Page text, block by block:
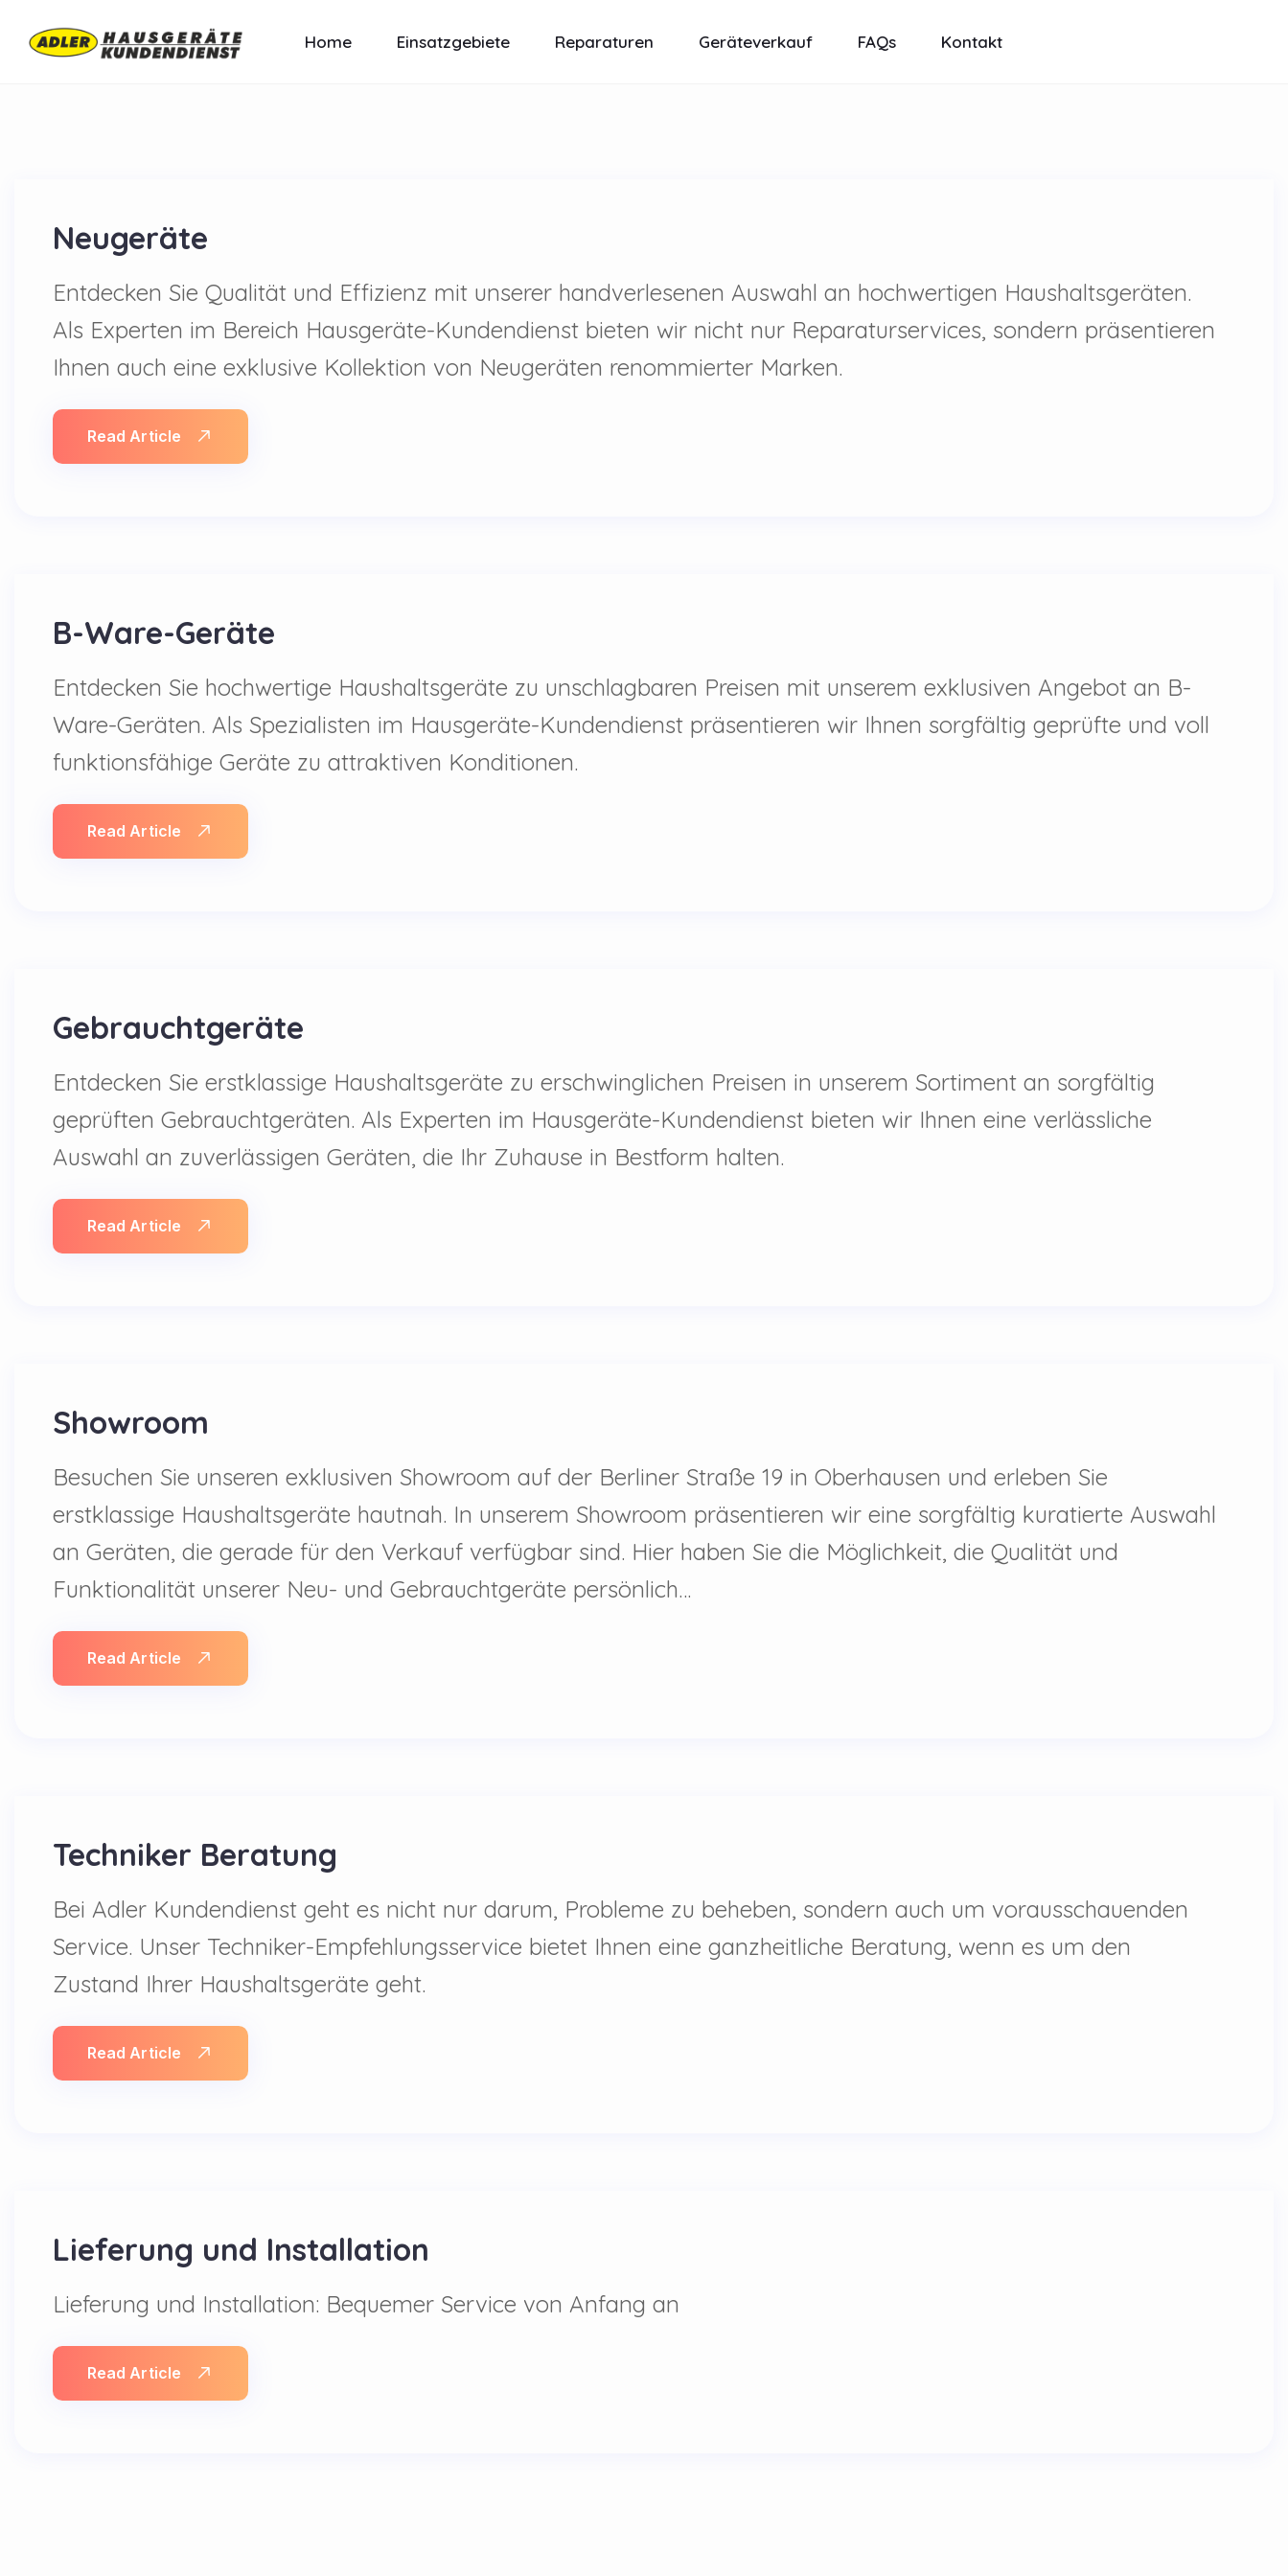
Home Einsatzgebiete Reparaturen Geräteverkauf FAQs Kontakt
Neugeräte
Entdecken Sie Qualität und Effizienz mit unserer handverlesenen Auswahl an hochwertigen Haushaltsgeräten.
Als Experten im Bereich Hausgeräte-Kundendienst bieten wir nicht nur Reparaturservices, sondern präsentieren
Ihnen auch eine exklusive Kollektion von Neugeräten renommierter Marken.
Read Article
B-Ware-Geräte
Entdecken Sie hochwertige Haushaltsgeräte zu unschlagbaren Preisen mit unserem exklusiven Angebot an B-
Ware-Geräten. Als Spezialisten im Hausgeräte-Kundendienst präsentieren wir Ihnen sorgfältig geprüfte und voll
funktionsfähige Geräte zu attraktiven Konditionen.
Read Article
Gebrauchtgeräte
Entdecken Sie erstklassige Haushaltsgeräte zu erschwinglichen Preisen in unserem Sortiment an sorgfältig
geprüften Gebrauchtgeräten. Als Experten im Hausgeräte-Kundendienst bieten wir Ihnen eine verlässliche
Auswahl an zuverlässigen Geräten, die Ihr Zuhause in Bestform halten.
Read Article
Showroom
Besuchen Sie unseren exklusiven Showroom auf der Berliner Straße 19 in Oberhausen und erleben Sie
erstklassige Haushaltsgeräte hautnah. In unserem Showroom präsentieren wir eine sorgfältig kuratierte Auswahl
an Geräten, die gerade für den Verkauf verfügbar sind. Hier haben Sie die Möglichkeit, die Qualität und
Funktionalität unserer Neu- und Gebrauchtgeräte persönlich…
Read Article
Techniker Beratung
Bei Adler Kundendienst geht es nicht nur darum, Probleme zu beheben, sondern auch um vorausschauenden
Service. Unser Techniker-Empfehlungsservice bietet Ihnen eine ganzheitliche Beratung, wenn es um den
Zustand Ihrer Haushaltsgeräte geht.
Read Article
Lieferung und Installation
Lieferung und Installation: Bequemer Service von Anfang an
Read Article